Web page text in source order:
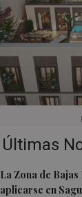
Últimas
La Zona de
aplicarse en